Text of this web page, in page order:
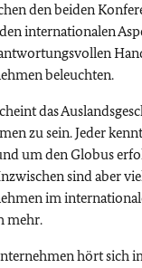
den beiden
internationalen
beleuchten.
das
zu sein. Jeder
um den Globus
sind aber
im
mehr.
hört sich